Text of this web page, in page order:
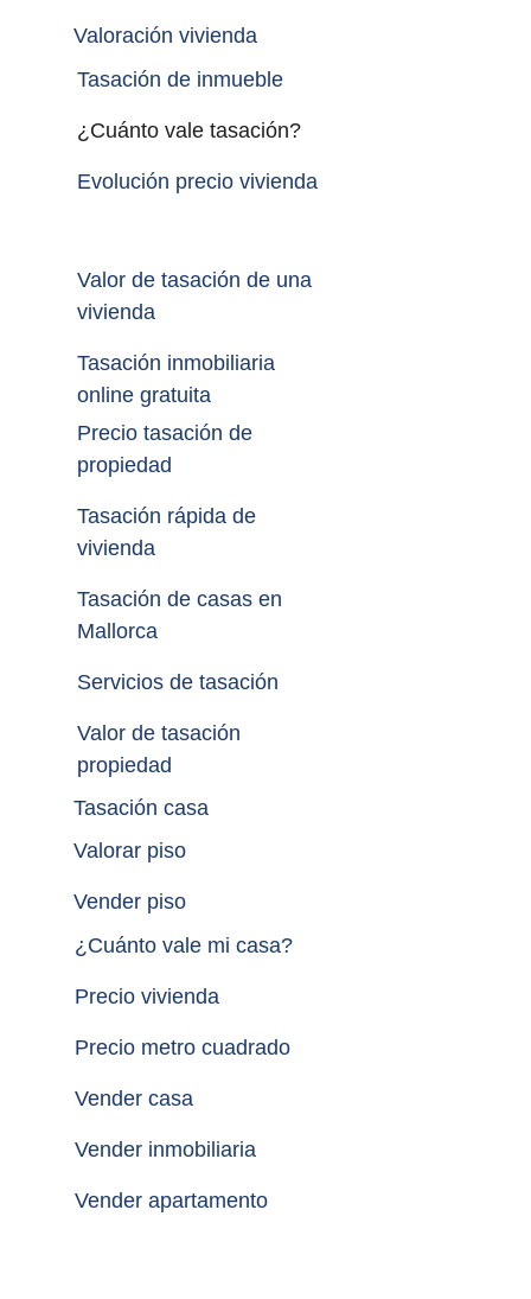
Valoración vivienda
Tasación de inmueble
Valor de tasación de una
vivienda
Tasación inmobiliaria
online gratuita
Precio tasación de
propiedad
Tasación rápida de
vivienda
Tasación de casas en
Mallorca
Servicios de tasación
Valor de tasación
propiedad
Tasación casa
Valorar piso
¿Cuánto vale mi casa?
Precio vivienda
Precio metro cuadrado
Vender casa
Vender inmobiliaria
Vender apartamento
¿Cuánto vale tasación?
Evolución precio vivienda
Vender piso